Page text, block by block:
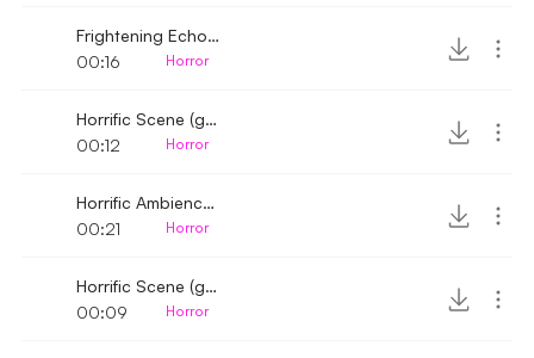
Frightening Echo sound
00:16
Horror
Horrific Scene (guitar strum) 2
00:12
Horror
Horrific Ambience Echo scene
00:21
Horror
Horrific Scene (guitar strum)
00:09
Horror